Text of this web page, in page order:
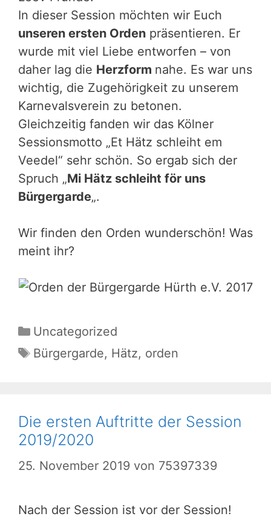
In dieser Session möchten wir Euch
unseren ersten Orden präsentieren. Er
wurde mit viel Liebe entworfen – von
daher lag die Herzform nahe. Es war uns
wichtig, die Zugehörigkeit zu unserem
Karnevalsverein zu betonen.
Gleichzeitig fanden wir das Kölner
Sessionsmotto „Et Hätz schleiht em
Veedel“ sehr schön. So ergab sich der
Spruch „Mi Hätz schleiht för uns
Bürgergarde„.
Wir finden den Orden wunderschön! Was
meint ihr?
Kategorien
Uncategorized
Schlagwörter
Bürgergarde, Hätz, orden
Die ersten Auftritte der Session
2019/2020
25. November 2019 von 75397339
Nach der Session ist vor der Session!